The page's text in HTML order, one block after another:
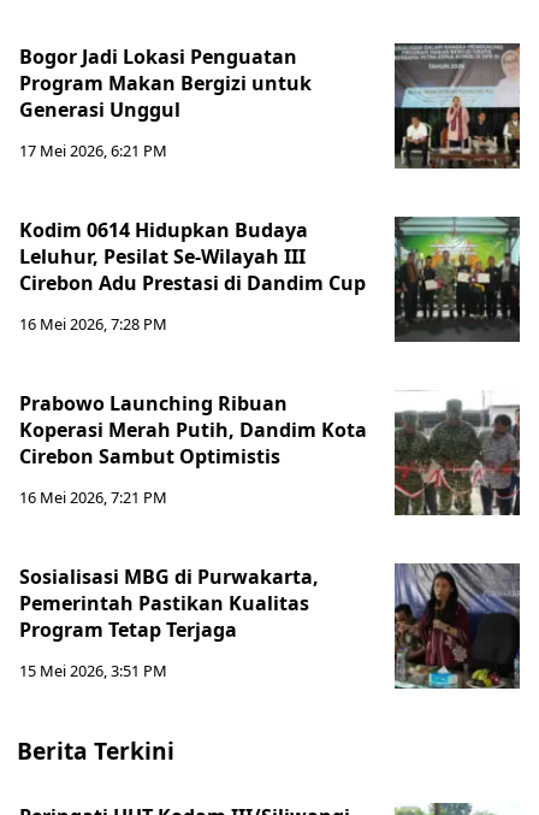
Bogor Jadi Lokasi Penguatan
Program Makan Bergizi untuk
Generasi Unggul
17 Mei 2026, 6:21 PM
Kodim 0614 Hidupkan Budaya
Leluhur, Pesilat Se-Wilayah III
Cirebon Adu Prestasi di Dandim Cup
16 Mei 2026, 7:28 PM
Prabowo Launching Ribuan
Koperasi Merah Putih, Dandim Kota
Cirebon Sambut Optimistis
16 Mei 2026, 7:21 PM
Sosialisasi MBG di Purwakarta,
Pemerintah Pastikan Kualitas
Program Tetap Terjaga
15 Mei 2026, 3:51 PM
Berita Terkini